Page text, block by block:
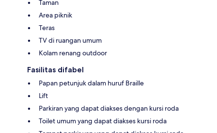
Taman
Area piknik
Teras
TV di ruangan umum
Kolam renang outdoor
Fasilitas difabel
Papan petunjuk dalam huruf Braille
Lift
Parkiran yang dapat diakses dengan kursi roda
Toilet umum yang dapat diakses kursi roda